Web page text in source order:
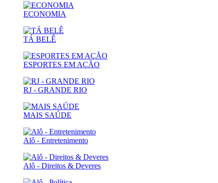
ECONOMIA
TÁ BELÊ
ESPORTES EM AÇÃO
RJ - GRANDE RIO
MAIS SAÚDE
Alô - Entretenimento
Alô - Direitos & Deveres